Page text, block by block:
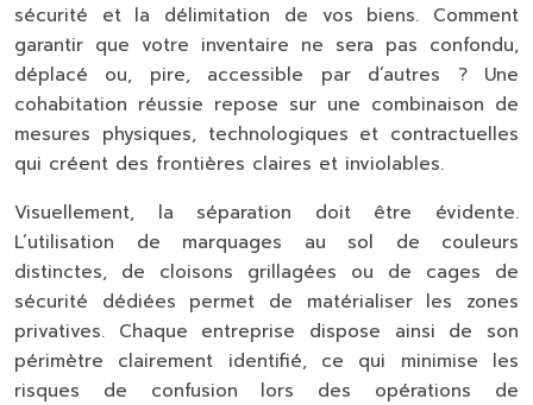
sécurité et la délimitation de vos biens. Comment
garantir que votre inventaire ne sera pas confondu,
déplacé ou, pire, accessible par d’autres ? Une
cohabitation réussie repose sur une combinaison de
mesures physiques, technologiques et contractuelles
qui créent des frontières claires et inviolables.
Visuellement, la séparation doit être évidente.
L’utilisation de marquages au sol de couleurs
distinctes, de cloisons grillagées ou de cages de
sécurité dédiées permet de matérialiser les zones
privatives. Chaque entreprise dispose ainsi de son
périmètre clairement identifié, ce qui minimise les
risques de confusion lors des opérations de